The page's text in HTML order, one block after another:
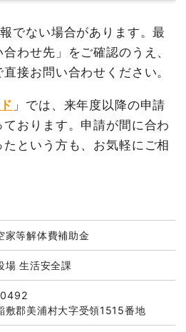
でない場合があります。最
わせ先」をご確認のうえ、
接お問い合わせください。
」では、来年度以降の申請
おります。申請が間に合わ
という方も、お気軽にご相
家等解体費補助金
場 生活安全課
敷郡美浦村大字受領1515番地